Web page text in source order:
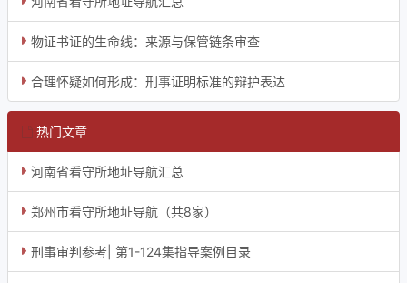
物证书证的生命线：来源与保管链条审查
合理怀疑如何形成：刑事证明标准的辩护表达
热门文章
河南省看守所地址导航汇总
郑州市看守所地址导航（共8家）
刑事审判参考| 第1-124集指导案例目录